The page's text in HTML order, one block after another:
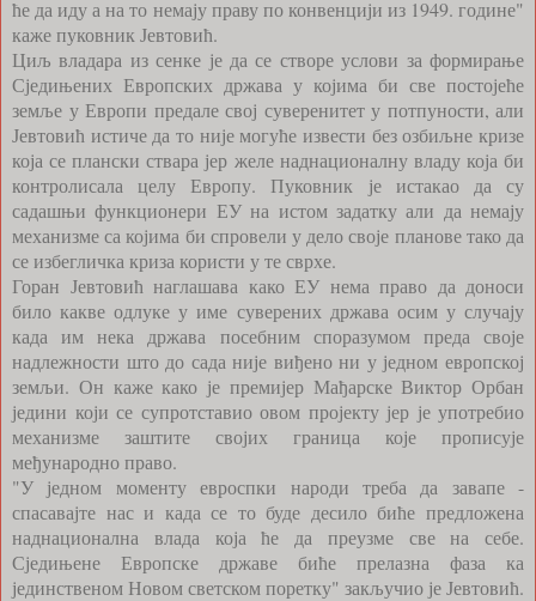
ће да иду а на то немају праву по конвенцији из 1949. године"
каже пуковник Јевтовић.
Циљ владара из сенке је да се створе услови за формирање
Сједињених Европских држава у којима би све постојеће
земље у Европи предале свој суверенитет у потпуности, али
Јевтовић истиче да то није могуће извести без озбиљне кризе
која се плански ствара јер желе наднационалну владу која би
контролисала целу Европу. Пуковник је истакао да су
садашњи функционери ЕУ на истом задатку али да немају
механизме са којима би спровели у дело своје планове тако да
се избегличка криза користи у те сврхе.
Горан Јевтовић наглашава како ЕУ нема право да доноси
било какве одлуке у име суверених држава осим у случају
када им нека држава посебним споразумом преда своје
надлежности што до сада није виђено ни у једном европској
земљи. Он каже како је премијер Мађарске Виктор Орбан
једини који се супротставио овом пројекту јер је употребио
механизме заштите својих граница које прописује
међународно право.
"У једном моменту евроспки народи треба да завапе -
спасавајте нас и када се то буде десило биће предложена
наднационална влада која ће да преузме све на себе.
Сједињене Европске државе биће прелазна фаза ка
јединственом Новом светском поретку" закључио је Јевтовић.